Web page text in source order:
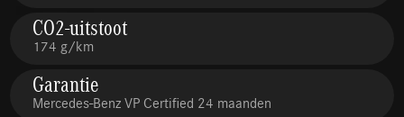
CO2-uitstoot
174 g/km
Garantie
Mercedes-Benz VP Certified 24 maanden